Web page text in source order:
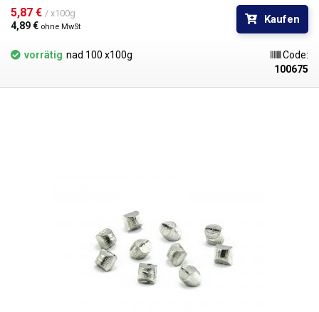
es natürlich kein Flussmittel enthält. Sie ist überall dort ideal, wo größere
Mengen an Zinn benötigt werden - zum Beispiel zum Befüllen eines
5,87 € / x100g
4,89 € ohne MwSt
Kaufen
vorrätig nad 100 x100g
Code:
100675